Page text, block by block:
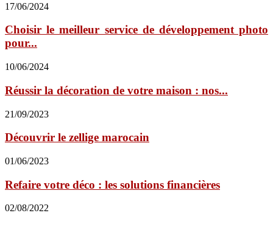
17/06/2024
Choisir le meilleur service de développement photo
pour...
10/06/2024
Réussir la décoration de votre maison : nos...
21/09/2023
Découvrir le zellige marocain
01/06/2023
Refaire votre déco : les solutions financières
02/08/2022